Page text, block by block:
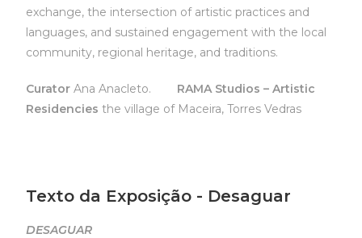
exchange, the intersection of artistic practices and
languages, and sustained engagement with the local
community, regional heritage, and traditions.
CuratorAna Anacleto. RAMA Studios – Artistic
Residenciesthe village of Maceira, Torres Vedras
Texto da Exposição - Desaguar
DESAGUAR